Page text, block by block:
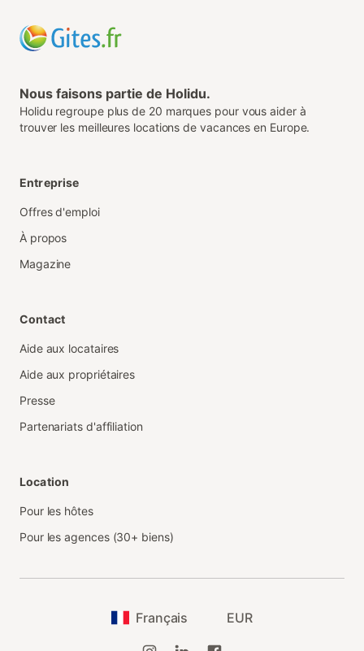
Nous faisons partie de Holidu.
Holidu regroupe plus de 20 marques pour vous aider à
trouver les meilleures locations de vacances en Europe.
Entreprise
Offres d'emploi
À propos
Magazine
Contact
Aide aux locataires
Aide aux propriétaires
Presse
Partenariats d'affiliation
Location
Pour les hôtes
Pour les agences (30+ biens)
Français EUR